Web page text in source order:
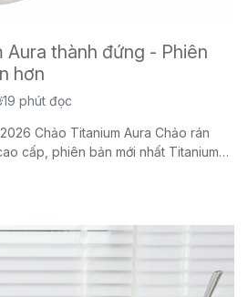
Aura thành đứng - Phiên
hơn
19 phút đọc
Chảo Titanium Aura Chảo rán
cấp, phiên bản mới nhất Titanium